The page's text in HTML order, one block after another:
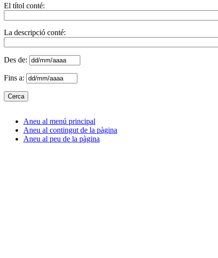
El títol conté:
La descripció conté:
Des de:
Fins a:
Aneu al menú principal
Aneu al contingut de la pàgina
Aneu al peu de la pàgina